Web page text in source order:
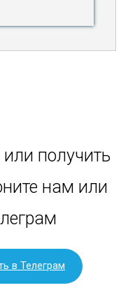
получить
нам или
в Телеграм